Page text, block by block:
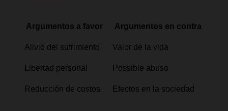
Argumentos a favor Argumentos en contra
Alivio del sufrimiento Valor de la vida
Libertad personal Possible abuso
Reducción de costos Efectos en la sociedad